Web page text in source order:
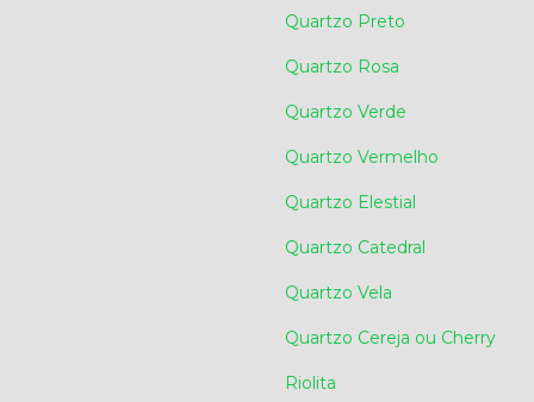
Quartzo Preto
Quartzo Rosa
Quartzo Verde
Quartzo Vermelho
Quartzo Elestial
Quartzo Catedral
Quartzo Vela
Quartzo Cereja ou Cherry
Riolita